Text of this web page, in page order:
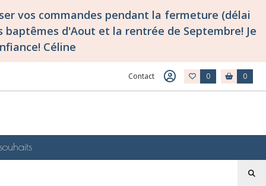
vos commandes pendant la fermeture (délai
d'Aout et la rentrée de Septembre! Je
Céline
Contact 0 0